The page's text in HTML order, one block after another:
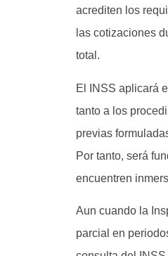
acrediten los
las cotizaciones
total.
El INSS aplicará
tanto a los
previas
Por tanto, será
encuentren
Aun cuando la
parcial en